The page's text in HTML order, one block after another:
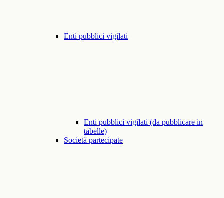
Enti pubblici vigilati
Enti pubblici vigilati (da pubblicare in
tabelle)
Società partecipate